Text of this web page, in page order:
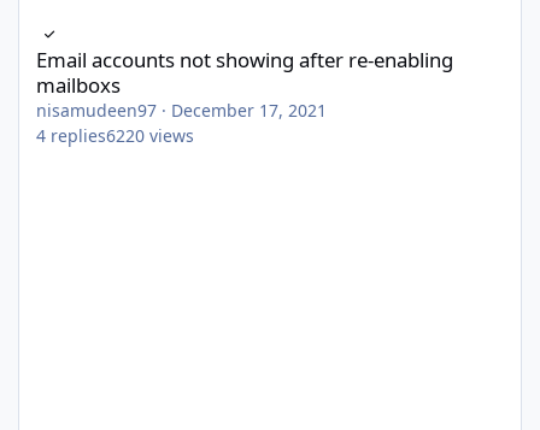
Email accounts not showing after re-enabling
mailboxs
nisamudeen97 · December 17, 2021
4 replies6220 views